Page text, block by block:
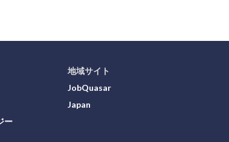
ー
地域サイト
JobQuasar
Japan